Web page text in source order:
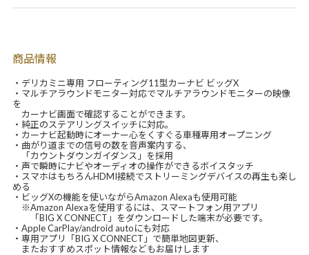
商品情報
・デリカミニ専用 フローティング11型カーナビ ビッグX
・マルチアラウンドモニター対応でマルチアラウンドモニターの映像
を
カーナビ画面で確認することができます。
・純正のステアリングスイッチに対応。
・カーナビ起動時にオーナー心をくすぐる車種専用オープニング
・曲がり道までの信号の数を音声案内する、
「カウントダウンガイダンス」を採用
・声で瞬時にナビやオーディオの操作ができるボイスタッチ
・スマホはもちろんHDMI接続でストリーミングデバイスの再生も楽し
める
・ビッグXの機能を使いながらAmazon Alexaも使用可能
※Amazon Alexaを使用するには、スマートフォン用アプリ
「BIG X CONNECT」をダウンロードした端末が必要です。
・Apple CarPlay/android autoにも対応
・専用アプリ「BIG X CONNECT」で簡単地図更新、
またおすすめスポット情報などもお届けします